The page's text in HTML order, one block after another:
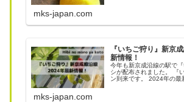
と言う方は是非食べてみ
mks-japan.com
『いちご狩り』新京
新情報！
今年も新京成沿線の駅で
シが配布されました。 『
ン到来です。 2024年の最
mks-japan.com